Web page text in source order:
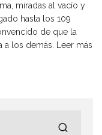
miradas al vacío y
hasta los 109
de que la
a los demás.
Leer más